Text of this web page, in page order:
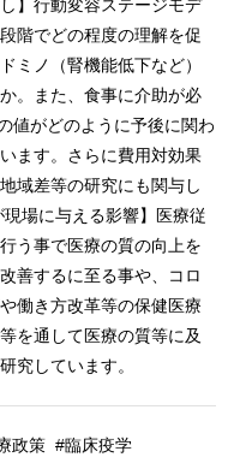
】行動変容ステージモデ
階でどの程度の理解を促
ミノ（腎機能低下など）
。また、食事に介助が必
値がどのように予後に関わ
ます。さらに費用対効果
域差等の研究にも関与し
場に与える影響】医療従
う事で医療の質の向上を
善するに至る事や、コロ
働き方改革等の保健医療
を通して医療の質等に及
究しています。
政策 #臨床疫学